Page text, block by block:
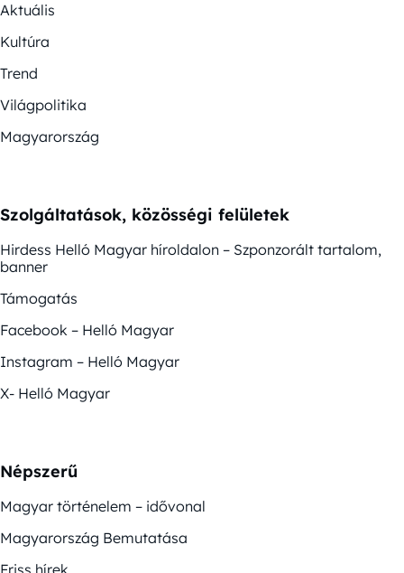
Aktuális
Kultúra
Trend
Világpolitika
Magyarország
Szolgáltatások, közösségi felületek
Hirdess Helló Magyar híroldalon – Szponzorált tartalom,
banner
Támogatás
Facebook – Helló Magyar
Instagram – Helló Magyar
X- Helló Magyar
Népszerű
Magyar történelem – idővonal
Magyarország Bemutatása